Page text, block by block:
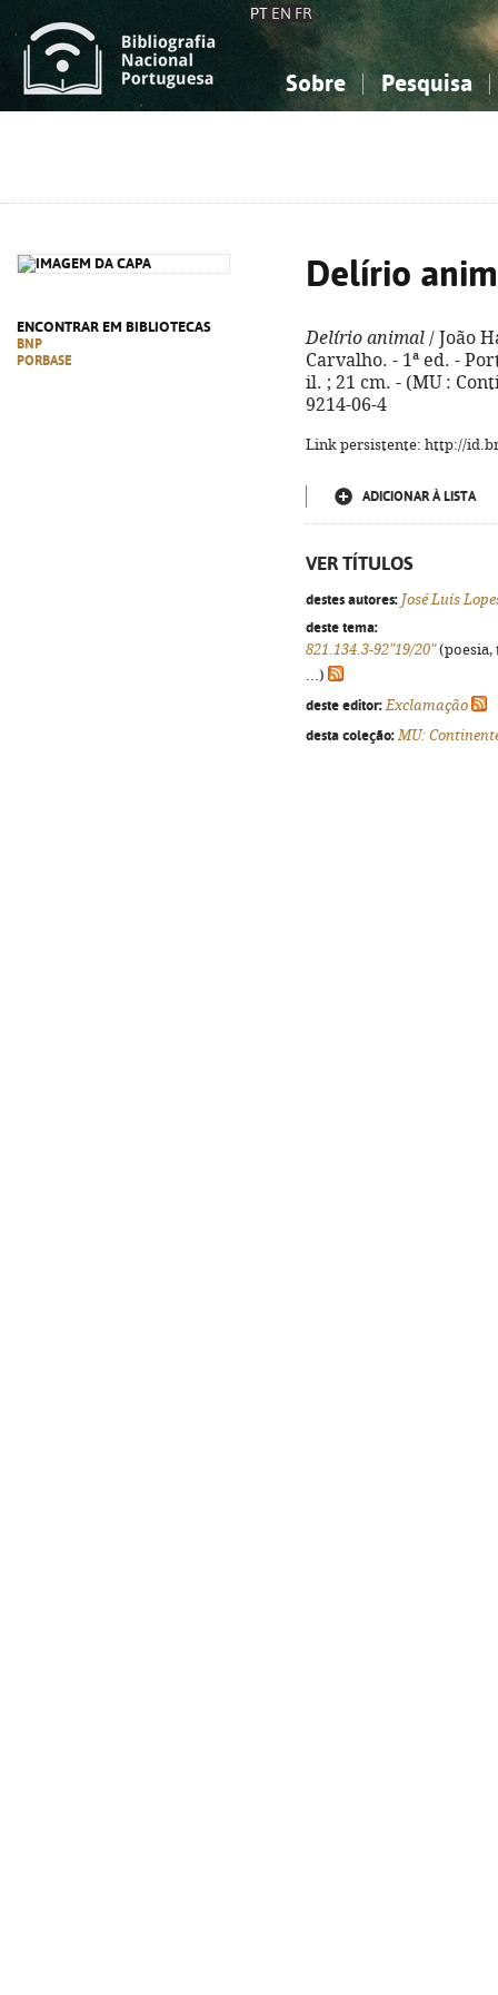
PT EN FR
Sobre Pesquisa
ENCONTRAR EM BIBLIOTECAS
BNP
PORBASE
Delírio
Delírio animal / João
Carvalho. - 1ª ed. -
il. ; 21 cm. - (MU :
9214-06-4
Link persistente: http://
ADICIONAR À LISTA
VER TÍTULOS
destes autores: José Luís
deste tema:
821.134.3-92"19/20"(poesia,
...)
deste editor: Exclamação
desta coleção: MU: